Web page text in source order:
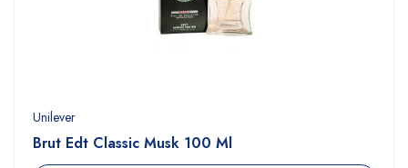
Unilever
Brut Edt Classic Musk 100 Ml